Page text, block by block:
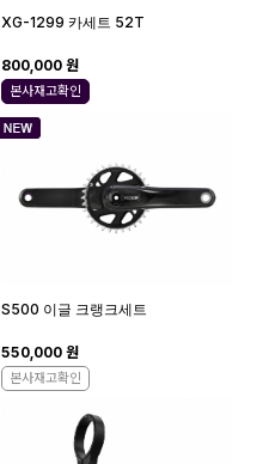
XG-1299 카세트 52T
800,000 원
본사재고확인
S500 이글 크랭크세트
550,000 원
본사재고확인